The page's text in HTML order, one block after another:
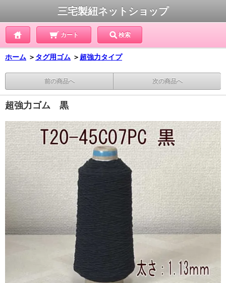
三宅製紐ネットショップ
カート 検索
ホーム ＞ タグ用ゴム ＞ 超強力タイプ
前の商品へ 次の商品へ
超強力ゴム 黒